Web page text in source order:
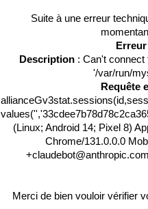
Suite à une erreur
Description: Can't connect
'/var/run/
Requête
(Linux; Android 14; Pixel 8)
Chrome/131.0.0.0
Merci de bien vouloir vérifier